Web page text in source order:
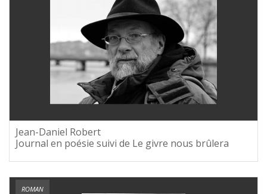
Jean-Daniel Robert
Journal en poésie suivi de Le givre nous brûlera
ROMAN